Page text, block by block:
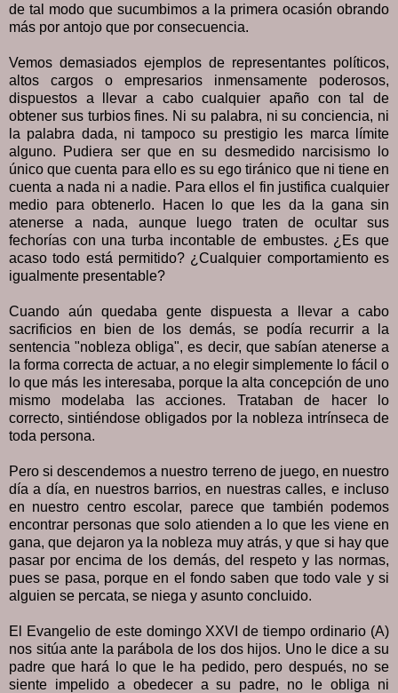
de tal modo que sucumbimos a la primera ocasión obrando
más por antojo que por consecuencia.
Vemos demasiados ejemplos de representantes políticos,
altos cargos o empresarios inmensamente poderosos,
dispuestos a llevar a cabo cualquier apaño con tal de
obtener sus turbios fines. Ni su palabra, ni su conciencia, ni
la palabra dada, ni tampoco su prestigio les marca límite
alguno. Pudiera ser que en su desmedido narcisismo lo
único que cuenta para ello es su ego tiránico que ni tiene en
cuenta a nada ni a nadie. Para ellos el fin justifica cualquier
medio para obtenerlo. Hacen lo que les da la gana sin
atenerse a nada, aunque luego traten de ocultar sus
fechorías con una turba incontable de embustes. ¿Es que
acaso todo está permitido? ¿Cualquier comportamiento es
igualmente presentable?
Cuando aún quedaba gente dispuesta a llevar a cabo
sacrificios en bien de los demás, se podía recurrir a la
sentencia "nobleza obliga", es decir, que sabían atenerse a
la forma correcta de actuar, a no elegir simplemente lo fácil o
lo que más les interesaba, porque la alta concepción de uno
mismo modelaba las acciones. Trataban de hacer lo
correcto, sintiéndose obligados por la nobleza intrínseca de
toda persona.
Pero si descendemos a nuestro terreno de juego, en nuestro
día a día, en nuestros barrios, en nuestras calles, e incluso
en nuestro centro escolar, parece que también podemos
encontrar personas que solo atienden a lo que les viene en
gana, que dejaron ya la nobleza muy atrás, y que si hay que
pasar por encima de los demás, del respeto y las normas,
pues se pasa, porque en el fondo saben que todo vale y si
alguien se percata, se niega y asunto concluido.
El Evangelio de este domingo XXVI de tiempo ordinario (A)
nos sitúa ante la parábola de los dos hijos. Uno le dice a su
padre que hará lo que le ha pedido, pero después, no se
siente impelido a obedecer a su padre, no le obliga ni